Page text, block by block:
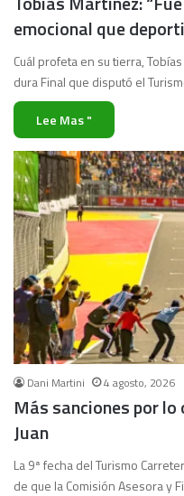
emocional que
Cuál profeta en su tierra,
dura Final que disputó el
Lee Mas "
Dani Martini 4 agosto, 2026
Más sanciones por lo
Juan
La 9ª fecha del Turismo
de que la Comisión Asesora y